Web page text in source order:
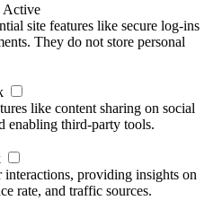
Active
site features like secure log-ins
They do not store personal
like content sharing on social
enabling third-party tools.
providing insights on
rate, and traffic sources.